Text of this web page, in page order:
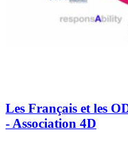
Les Français et les
- Association 4D